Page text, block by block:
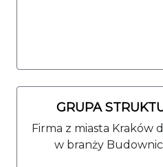
GRUPA
Firma z miasta Kraków
w branży